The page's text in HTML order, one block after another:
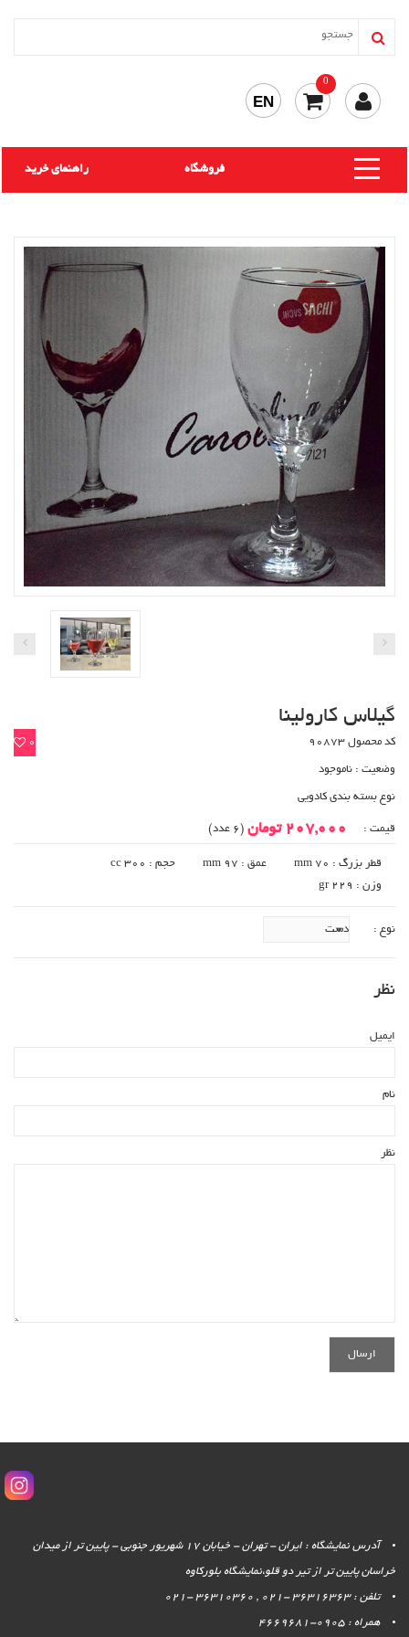
0
EN
راهنمای خرید فروشگاه
گیلاس کارولینا
0 کد محصول 90873
وضعیت : ناموجود
نوع بسته بندی کادویی
قیمت : 207,000 تومان (6 عدد)
قطر بزرگ : 70 mm عمق : mm 97
حجم : cc 300
وزن : gr 229
نوع :
نظر
ایمیل
نام
نظر
آدرس نمایشگاه : ایران - تهران - خیابان 17 شهریور جنوبی - پایین تر از میدان
خراسان پایین تر از تیر دو قلو،نمایشگاه بلورکاوه
تلفن : 36316363 -021 , 36310360 -021
همراه : 0905-4669681